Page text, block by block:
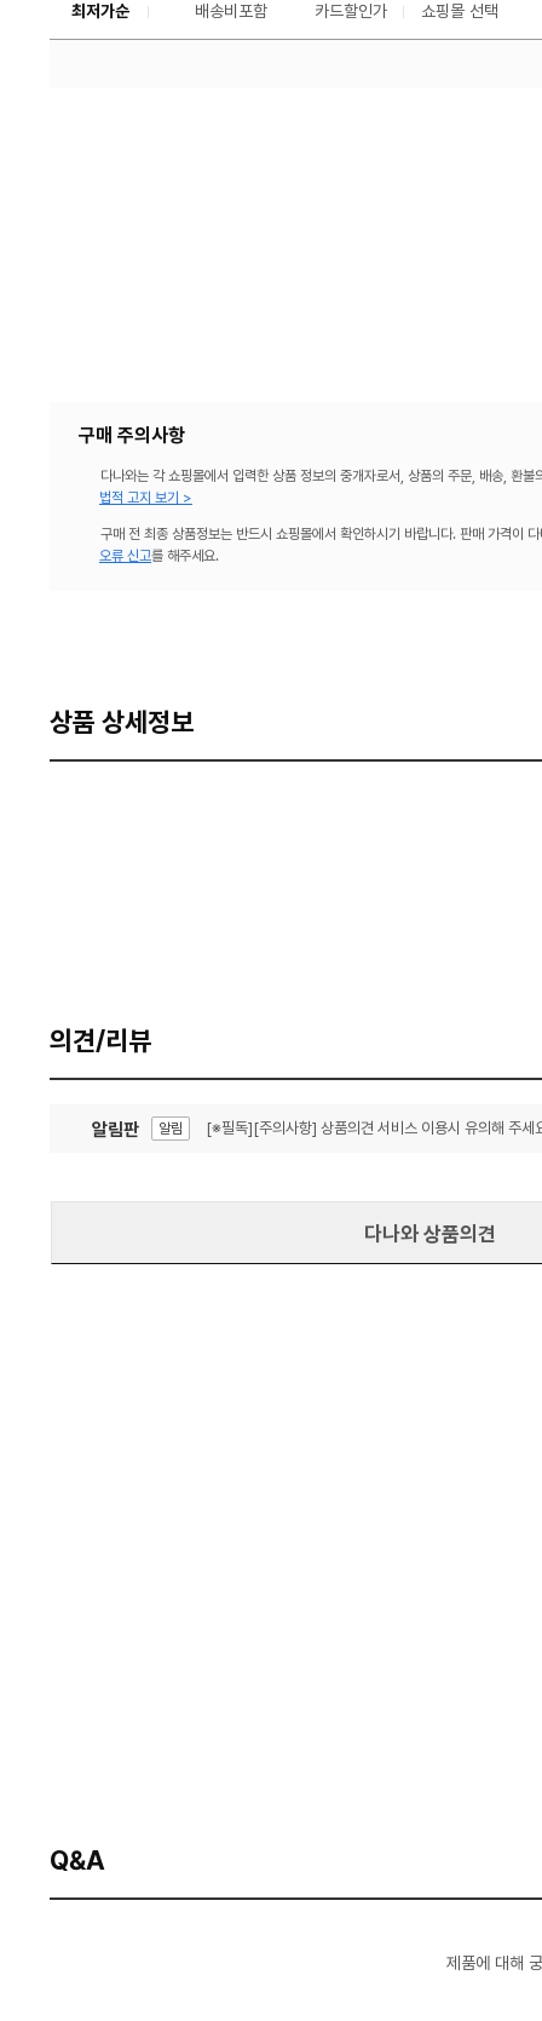
최저가순 배송비포함 카드할인가 쇼핑몰 선택
구매 주의사항
다나와는 각 쇼핑몰에서 입력한 상품 정보의 중개자로서, 상품의 주문, 배송, 환불
법적 고지 보기 >
구매 전 최종 상품정보는 반드시 쇼핑몰에서 확인하시기 바랍니다. 판매 가격이
오류 신고를 해주세요.
상품 상세정보
의견/리뷰
알림판 알림 [※필독][주의사항] 상품의견 서비스 이용시 유의해 주세
다나와 상품의견
Q&A
제품에 대해